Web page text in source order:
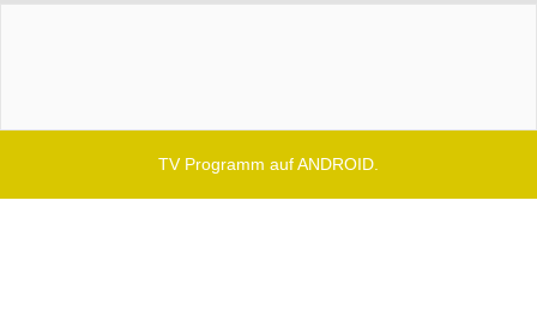
TV Programm auf ANDROID.